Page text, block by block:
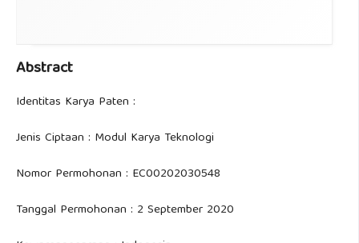
Abstract
Identitas Karya Paten :
Jenis Ciptaan : Modul Karya Teknologi
Nomor Permohonan : EC00202030548
Tanggal Permohonan : 2 September 2020